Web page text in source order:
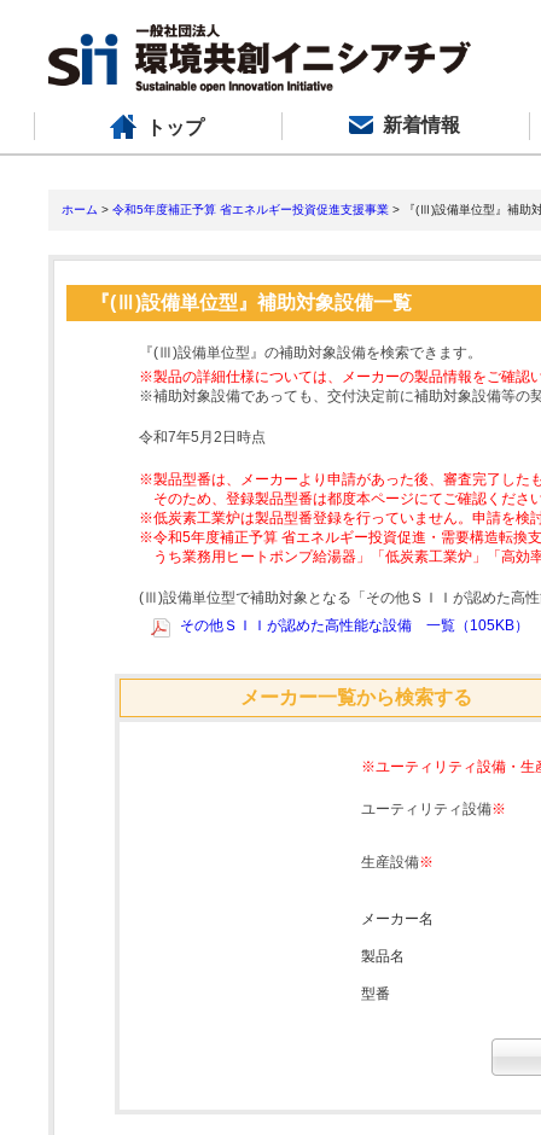
トップ 新着情報
ホーム > 令和5年度補正予算 省エネルギー投資促進支援事業 > 『(Ⅲ)設備単位型』補助
『(Ⅲ)設備単位型』補助対象設備一覧
『(Ⅲ)設備単位型』の補助対象設備を検索できます。
※製品の詳細仕様については、メーカーの製品情報をご確認
※補助対象設備であっても、交付決定前に補助対象設備等の
令和7年5月2日時点
※製品型番は、メーカーより申請があった後、審査完了した
そのため、登録製品型番は都度本ページにてご確認くださ
※低炭素工業炉は製品型番登録を行っていません。申請を検
※令和5年度補正予算 省エネルギー投資促進・需要構造転換
うち業務用ヒートポンプ給湯器」「低炭素工業炉」「高
(Ⅲ)設備単位型で補助対象となる「その他ＳＩＩが認めた高
その他ＳＩＩが認めた高性能な設備 一覧（105KB）
メーカー一覧から検索する
※ユーティリティ設備・生
ユーティリティ設備※
生産設備※
メーカー名
製品名
型番